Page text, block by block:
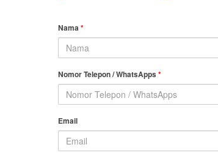
Nama*
Nomor Telepon / WhatsApps *
Email